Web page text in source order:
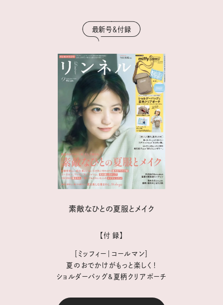
最新号＆付録
素敵なひとの夏服とメイク
【付 録】
［ミッフィー｜コールマン］
夏のおでかけがもっと楽しく！
ショルダーバッグ&夏柄クリアポーチ